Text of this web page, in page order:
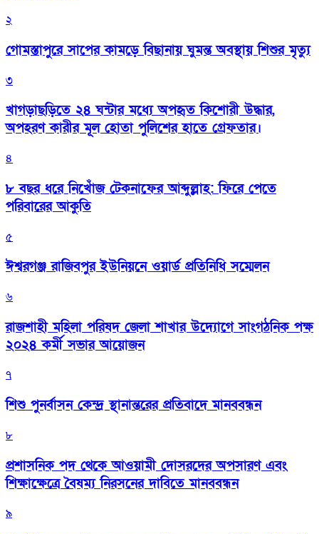
২
গোমস্তাপুরে সাপের কামড়ে বিছানায় ঘুমন্ত অবস্থায় শিশুর মৃত্যু
৩
খাগড়াছড়িতে ২৪ ঘন্টার মধ্যে অপহৃত কিশোরী উদ্ধার,
অপহরণ কারীর মূল হোতা পুলিশের হাতে গ্রেফতার।
৪
৮ বছর ধরে নিখোঁজ টেকনাফের আব্দুল্লাহ: ফিরে পেতে
পরিবারের আকুতি
৫
ঈশ্বরগঞ্জ রাজিবপুর ইউনিয়নে ওয়ার্ড প্রতিনিধি সম্মেলন
৬
রাজশাহী মহিলা পরিষদ জেলা শাখার উদ্যোগে সাংগঠনিক পক্ষ
২০২৪ কর্মী সভার আয়োজন
৭
শিশু পুনর্বাসন কেন্দ্র স্থানান্তরের প্রতিবাদে মানববন্ধন
৮
প্রশাসনিক পদ থেকে আওয়ামী দোসরদের অপসারণ এবং
শিক্ষাক্ষেত্রে বৈষম্য নিরসনের দাবিতে মানববন্ধন
৯